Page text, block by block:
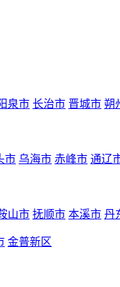
泉市 长治市 晋城市 朔
市 乌海市 赤峰市 通辽
山市 抚顺市 本溪市 丹
金普新区